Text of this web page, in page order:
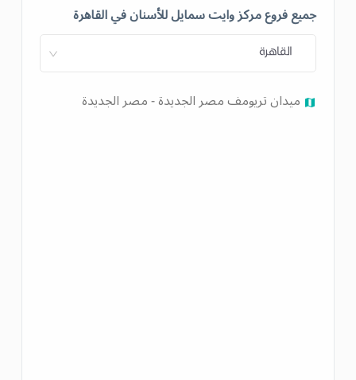
جميع فروع مركز وايت سمايل للأسنان في القاهرة
القاهرة
ميدان تريومف مصر الجديدة - مصر الجديدة